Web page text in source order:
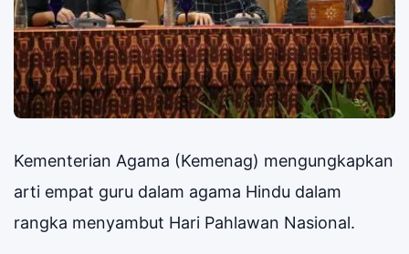
Kementerian Agama (Kemenag) mengungkapkan
arti empat guru dalam agama Hindu dalam
rangka menyambut Hari Pahlawan Nasional.